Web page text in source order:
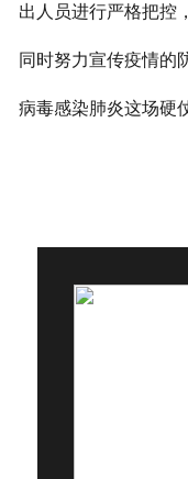
出人员进行严格把控
同时努力宣传疫情的
病毒感染肺炎这场硬